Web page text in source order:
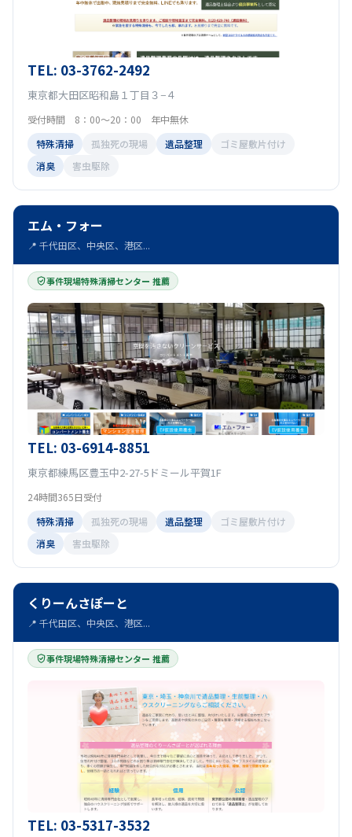
TEL: 03-3762-2492
東京都大田区昭和島１丁目３−４
受付時間 8：00～20：00 年中無休
特殊清掃
孤独死の現場 遺品整理
ゴミ屋敷片付け
消臭
害虫駆除
エム・フォー
📍 千代田区、中央区、港区...
事件現場特殊清掃センター 推薦
TEL: 03-6914-8851
東京都練馬区豊玉中2-27-5ドミール平賀1F
24時間365日受付
特殊清掃
孤独死の現場 遺品整理
ゴミ屋敷片付け
消臭
害虫駆除
くりーんさぽーと
📍 千代田区、中央区、港区...
事件現場特殊清掃センター 推薦
TEL: 03-5317-3532